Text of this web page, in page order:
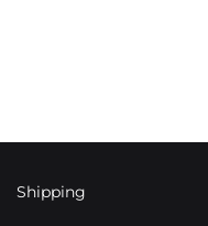
Shipping